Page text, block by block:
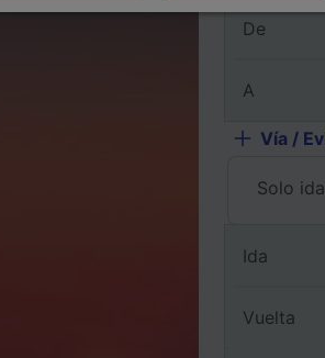
De
A
Vía /
Solo ida
Ida
Vuelta